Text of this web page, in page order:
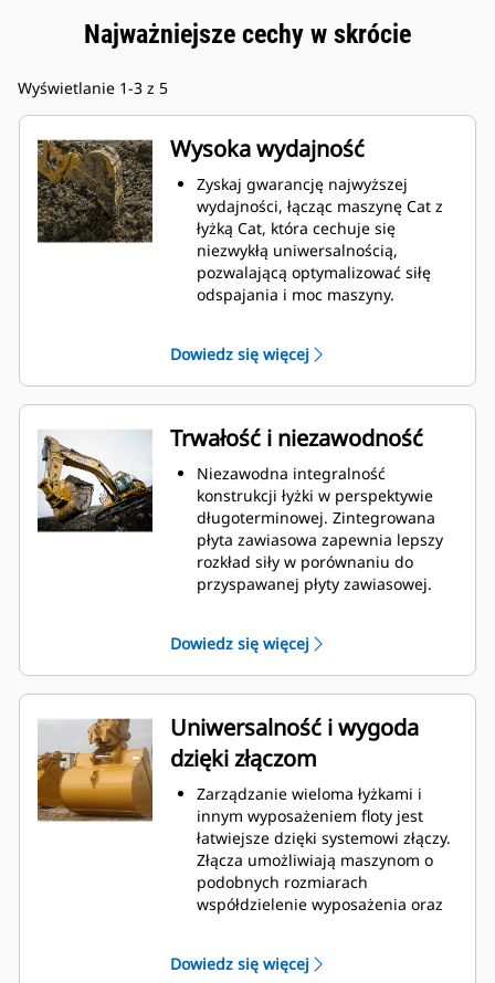
Najważniejsze cechy w skrócie
Wyświetlanie 1-3 z 5
Wysoka wydajność
Zyskaj gwarancję najwyższej
wydajności, łącząc maszynę Cat z
łyżką Cat, która cechuje się
niezwykłą uniwersalnością,
pozwalającą optymalizować siłę
odspajania i moc maszyny.
materiału na łyżkę. Zwiększony
prześwit lemiesza zapewnia
zmniejszony opór dolnej części
łyżki, co obniża koszty związane z
konserwacją.
Zużycie paliwa jest najwyższe
podczas kopania. Łyżki Cat
gwarantują szybkie cięcie
materiału w celu zwiększenia
ogólnej wydajności pracy maszyny.
Możesz załadować większą ilość
pozwalają utrzymać większość
materiału w łyżce podczas każdego
załadunku.
Dowiedz się więcej
Trwałość i niezawodność
Niezawodna integralność
konstrukcji łyżki w perspektywie
długoterminowej. Zintegrowana
płyta zawiasowa zapewnia lepszy
rozkład siły w porównaniu do
przyspawanej płyty zawiasowej.
odpornej na ścieranie stali,
zwłaszcza w przypadku
podzespołów podatnych na
nadmierne zużycie.
Chroń najważniejsze, podatne na
zużycie obszary łyżki za pomocą
osprzętu do prac ziemnych (GET)
Cat.
Zwiększ produkcję w
wymagających zastosowaniach,
ułatw penetrację podczas
stertowania i skróć czas trwania
cyklu za pomocą systemu Cat®
Montuj i demontuj końcówki
Dowiedz się więcej
Uniwersalność i wygoda
dzięki złączom
Zarządzanie wieloma łyżkami i
innym wyposażeniem floty jest
łatwiejsze dzięki systemowi złączy.
Złącza umożliwiają maszynom o
podobnych rozmiarach
współdzielenie wyposażenia oraz
Łyżki, które można zamocować
Dowiedz się więcej